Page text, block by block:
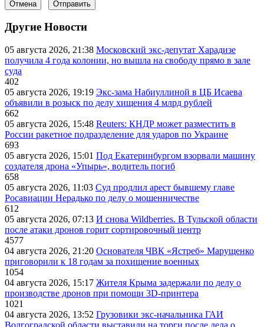
Отмена Отправить
Другие Новости
05 августа 2026, 21:38 Московский экс-депутат Харадизе
получила 4 года колонии, но вышла на свободу прямо в зале
суда
402
05 августа 2026, 19:19 Экс-зама Набиуллиной в ЦБ Исаева
объявили в розыск по делу хищения 4 млрд рублей
662
05 августа 2026, 15:48 Reuters: КНДР может разместить в
России ракетное подразделение для ударов по Украине
693
05 августа 2026, 15:01 Под Екатеринбургом взорвали машину
создателя дрона «Упырь», водитель погиб
658
05 августа 2026, 11:03 Суд продлил арест бывшему главе
Росавиации Нерадько по делу о мошенничестве
612
05 августа 2026, 07:13 И снова Wildberries. В Тульской области
после атаки дронов горит сортировочный центр
4577
04 августа 2026, 21:20 Основателя ЧВК «Ястреб» Марущенко
приговорили к 18 годам за похищение военных
1054
04 августа 2026, 15:17 Жителя Крыма задержали по делу о
производстве дронов при помощи 3D‑принтера
1021
04 августа 2026, 13:52 Грузовики экс-начальника ГАИ
Волгоградской области выставили на торги после дела о